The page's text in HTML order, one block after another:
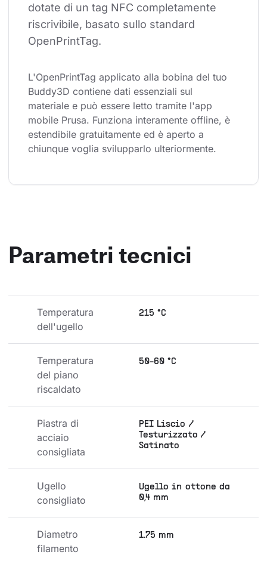
dotate di un tag NFC completamente
riscrivibile, basato sullo standard
OpenPrintTag.
L'OpenPrintTag applicato alla bobina del tuo
Buddy3D contiene dati essenziali sul
materiale e può essere letto tramite l'app
mobile Prusa. Funziona interamente offline, è
estendibile gratuitamente ed è aperto a
chiunque voglia svilupparlo ulteriormente.
Parametri tecnici
Temperatura
dell'ugello
215 °C
Temperatura
del piano
riscaldato
50-60 °C
Piastra di
acciaio
consigliata
PEI Liscio /
Testurizzato /
Satinato
Ugello
consigliato
Ugello in ottone da
0,4 mm
Diametro
filamento
1.75 mm